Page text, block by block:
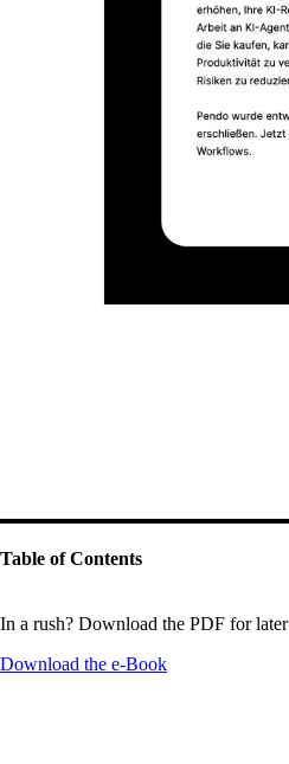
Table of Contents
In a rush? Download the PDF for later
Download the e-Book